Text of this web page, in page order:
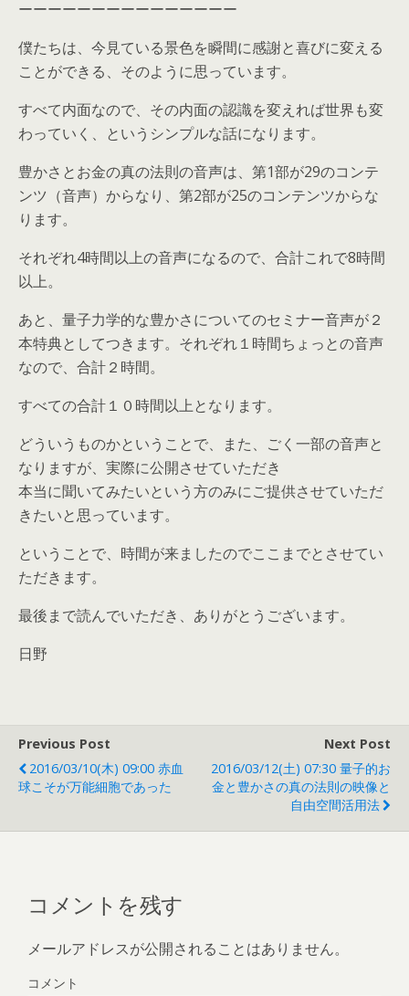
ーーーーーーーーーーーーーーー
僕たちは、今見ている景色を瞬間に感謝と喜びに変える
ことができる、そのように思っています。
すべて内面なので、その内面の認識を変えれば世界も変
わっていく、というシンプルな話になります。
豊かさとお金の真の法則の音声は、第1部が29のコンテ
ンツ（音声）からなり、第2部が25のコンテンツからな
ります。
それぞれ4時間以上の音声になるので、合計これで8時間
以上。
あと、量子力学的な豊かさについてのセミナー音声が２
本特典としてつきます。それぞれ１時間ちょっとの音声
なので、合計２時間。
すべての合計１０時間以上となります。
どういうものかということで、また、ごく一部の音声と
なりますが、実際に公開させていただき
本当に聞いてみたいという方のみにご提供させていただ
きたいと思っています。
ということで、時間が来ましたのでここまでとさせてい
ただきます。
最後まで読んでいただき、ありがとうございます。
日野
Previous Post
2016/03/10(木) 09:00 赤血
球こそが万能細胞であった
Next Post
2016/03/12(土) 07:30 量子的お
金と豊かさの真の法則の映像と
自由空間活用法
コメントを残す
メールアドレスが公開されることはありません。
コメント